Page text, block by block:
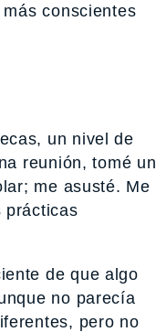
conscientes
un nivel de
reunión, tomé un
me asusté. Me
prácticas
de que algo
no parecía
pero no